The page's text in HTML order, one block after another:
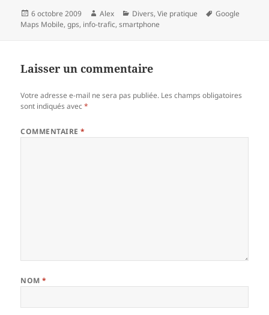
Publié
le
6 octobre 2009 Auteur
Alex Catégories
Divers,Vie pratique
Mots-
Google
Maps Mobile,gps, info-trafic,smartphone
Laisser un commentaire
Votre adresse e-mail ne sera pas publiée. Les champs obligatoires
sont indiqués avec*
COMMENTAIRE*
NOM*